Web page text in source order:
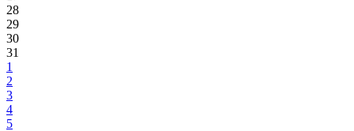
28
29
30
31
1
2
3
4
5